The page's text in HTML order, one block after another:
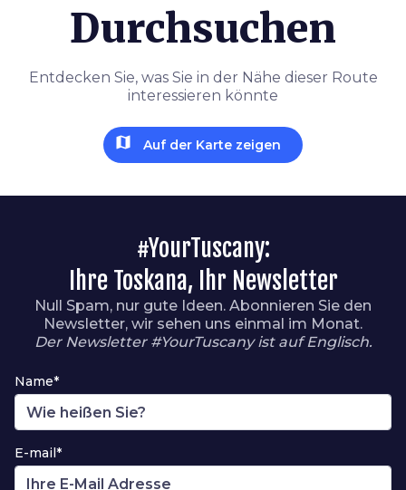
Durchsuchen
Entdecken Sie, was Sie in der Nähe dieser Route
interessieren könnte
map Auf der Karte zeigen
#YourTuscany:
Ihre Toskana, Ihr Newsletter
Null Spam, nur gute Ideen. Abonnieren Sie den
Newsletter, wir sehen uns einmal im Monat.
Der Newsletter #YourTuscany ist auf Englisch.
Name*
E-mail*